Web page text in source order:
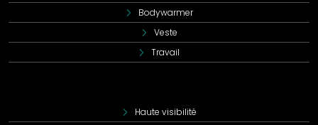
Bodywarmer
Veste
Travail
Haute visibilité